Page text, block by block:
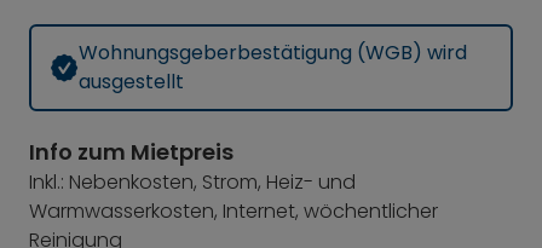
Wohnungsgeberbestätigung (WGB) wird
ausgestellt
Info zum Mietpreis
Inkl.: Nebenkosten, Strom, Heiz- und
Warmwasserkosten, Internet, wöchentlicher
Reinigung